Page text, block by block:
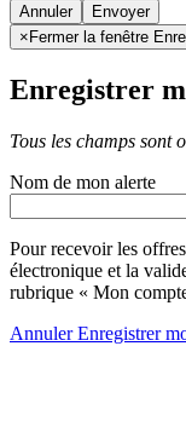
Annuler
× Fermer la fenêtre
Enregistrer
Tous les champs sont
Nom de mon alerte
Pour recevoir les
électronique et la
rubrique « Mon
AnnulerEnregistrer